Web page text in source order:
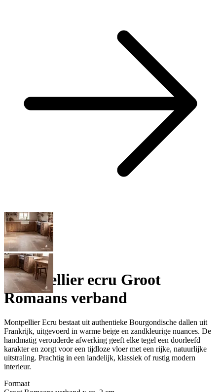
Nieuw
Montpellier ecru Groot
Romaans verband
Montpellier Ecru bestaat uit authentieke Bourgondische dallen uit
Frankrijk, uitgevoerd in warme beige en zandkleurige nuances. De
handmatig verouderde afwerking geeft elke tegel een doorleefd
karakter en zorgt voor een tijdloze vloer met een rijke, natuurlijke
uitstraling. Prachtig in een landelijk, klassiek of rustig modern
interieur.
Formaat